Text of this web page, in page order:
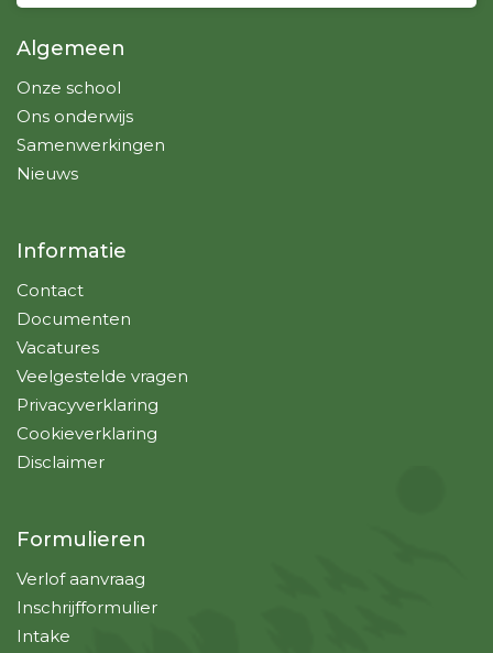
Algemeen
Onze school
Ons onderwijs
Samenwerkingen
Nieuws
Informatie
Contact
Documenten
Vacatures
Veelgestelde vragen
Privacyverklaring
Cookieverklaring
Disclaimer
Formulieren
Verlof aanvraag
Inschrijfformulier
Intake